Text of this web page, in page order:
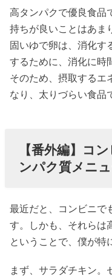
高タンパクで優良食品
持ちが良いことはあま
固いゆで卵は、消化す
するために、消化に時
そのため、摂取するエ
なり、太りづらい食品
【番外編】コ
ンパク質メニ
最近だと、コンビニで
す。しかも、それらは
ということで、僕が特
まず、サラダチキン。